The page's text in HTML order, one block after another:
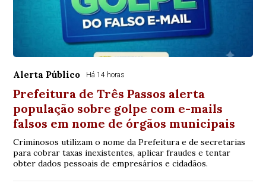
Alerta Público Há 14 horas
Prefeitura de Três Passos alerta
população sobre golpe com e-mails
falsos em nome de órgãos municipais
Criminosos utilizam o nome da Prefeitura e de secretarias
para cobrar taxas inexistentes, aplicar fraudes e tentar
obter dados pessoais de empresários e cidadãos.